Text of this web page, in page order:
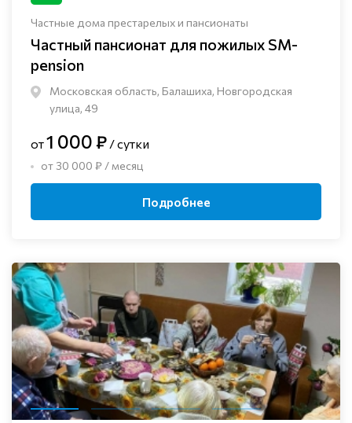
Частные дома престарелых и пансионаты
Частный пансионат для пожилых SM-
pension
Московская область, Балашиха, Новгородская
улица, 49
от1 000 ₽ / сутки
от 30 000 ₽ / месяц
Подробнее